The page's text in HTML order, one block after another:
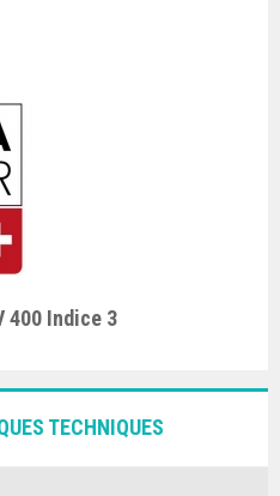
400 Indice 3
TECHNIQUES